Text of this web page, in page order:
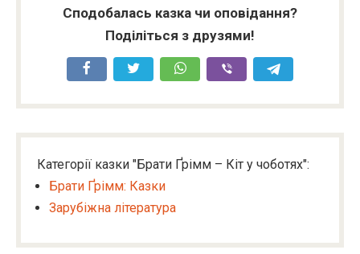
Сподобалась казка чи оповідання?
Поділіться з друзями!
Категорії казки "Брати Ґрімм – Кіт у чоботях":
Брати Ґрімм: Казки
Зарубіжна література